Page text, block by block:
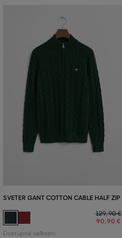
SVETER GANT COTTON CABLE HALF ZIP
129,90 €
90,90 €
Dostupné veľkosti: